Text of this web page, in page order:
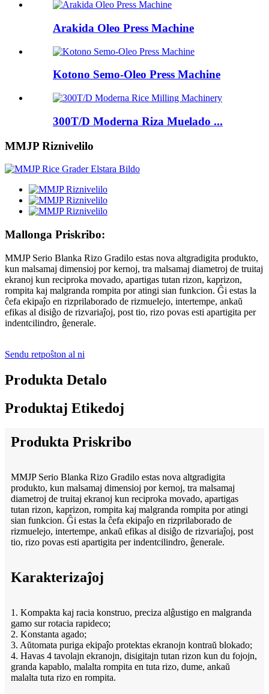
Arakida Oleo Press Machine
Kotono Semo-Oleo Press Machine
300T/D Moderna Riza Muelado ...
MMJP Riznivelilo
Mallonga Priskribo:
MMJP Serio Blanka Rizo Gradilo estas nova altgradigita produkto,
kun malsamaj dimensioj por kernoj, tra malsamaj diametroj de truitaj
ekranoj kun reciproka movado, apartigas tutan rizon, kaprizon,
rompita kaj malgranda rompita por atingi sian funkcion. Ĝi estas la
ĉefa ekipaĵo en rizprilaborado de rizmuelejo, intertempe, ankaŭ
efikas al disiĝo de rizvariaĵoj, post tio, rizo povas esti apartigita per
indentcilindro, ĝenerale.
Sendu retpoŝton al ni
Produkta Detalo
Produktaj Etikedoj
Produkta Priskribo
MMJP Serio Blanka Rizo Gradilo estas nova altgradigita
produkto, kun malsamaj dimensioj por kernoj, tra malsamaj
diametroj de truitaj ekranoj kun reciproka movado, apartigas
tutan rizon, kaprizon, rompita kaj malgranda rompita por atingi
sian funkcion. Ĝi estas la ĉefa ekipaĵo en rizprilaborado de
rizmuelejo, intertempe, ankaŭ efikas al disiĝo de rizvariaĵoj, post
tio, rizo povas esti apartigita per indentcilindro, ĝenerale.
Karakterizaĵoj
1. Kompakta kaj racia konstruo, preciza alĝustigo en malgranda
gamo sur rotacia rapideco;
2. Konstanta agado;
3. Aŭtomata puriga ekipaĵo protektas ekranojn kontraŭ blokado;
4. Havas 4 tavolajn ekranojn, disigitajn tutan rizon kun du fojojn,
granda kapablo, malalta rompita en tuta rizo, dume, ankaŭ
malalta tuta rizo en rompita.